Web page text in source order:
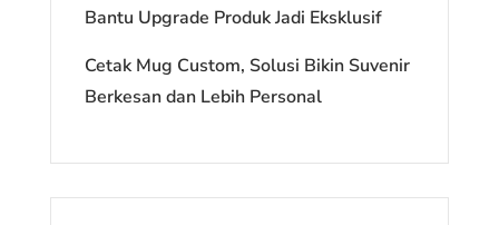
Bantu Upgrade Produk Jadi Eksklusif
Cetak Mug Custom, Solusi Bikin Suvenir
Berkesan dan Lebih Personal